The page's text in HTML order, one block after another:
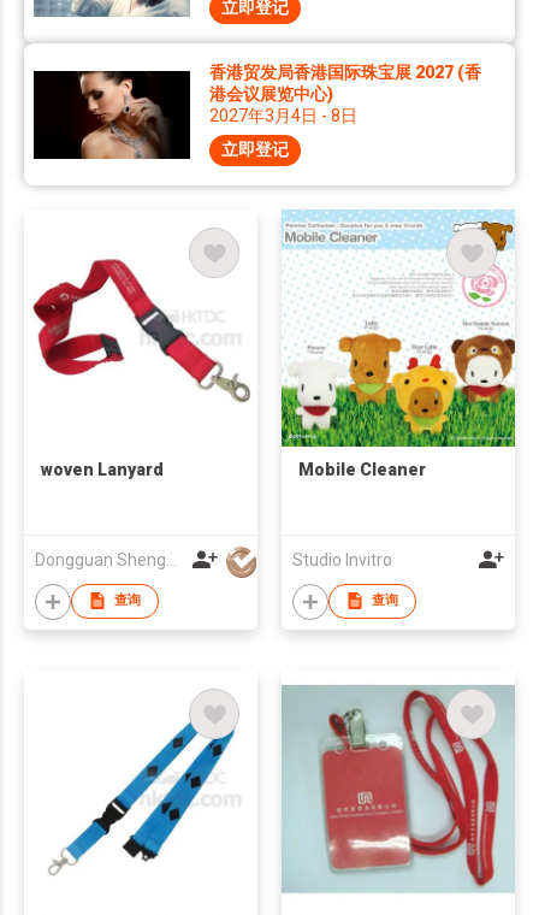
立即登记
香港贸发局香港国际珠宝展 2027 (香
港会议展览中心)
2027年3月4日 - 8日
立即登记
woven Lanyard
查询
Mobile Cleaner
Studio Invitro
查询